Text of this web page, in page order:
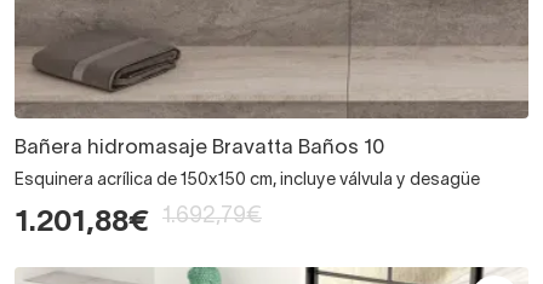
Bañera hidromasaje Bravatta Baños 10
Esquinera acrílica de 150x150 cm, incluye válvula y desagüe
1.201,88€ 1.692,79€